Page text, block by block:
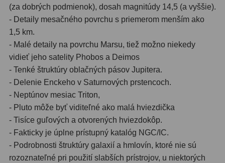
Binokulárne286
Ornitológia a príroda 19
Vodeodolné13
Turistika a cestovanie149
Šport 59
Divadelné2
Astronomické44
(za dobrých podmienok), dosah magnitúdy 14,5 (a vyššie).
- Detaily mesačného povrchu s priemerom menším ako
1,5 km.
- Malé detaily na povrchu Marsu, tiež možno niekedy
vidieť jeho satelity Phobos a Deimos
- Tenké štruktúry oblačných pásov Jupitera.
- Delenie Enckeho v Saturnových prstencoch.
- Neptúnov mesiac Triton,
- Pluto môže byť viditeľné ako malá hviezdička
- Tisíce guľových a otvorených hviezdokôp.
- Fakticky je úplne prístupný katalóg NGC/IC.
- Podrobnosti štruktúry galaxií a hmlovín, ktoré nie sú
rozoznateľné pri použití slabších prístrojov, u niektorých